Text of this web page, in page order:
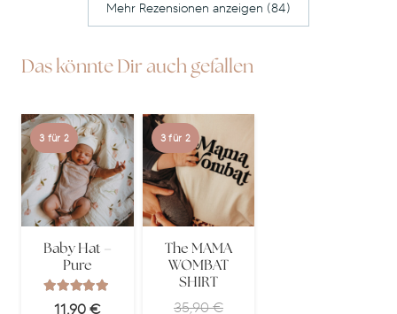
Mehr Rezensionen anzeigen (84)
Das könnte Dir auch gefallen
3 für 2
Baby Hat –
Pure
Bewertet mit von 5
11,90€
3 für 2
The MAMA
WOMBAT
SHIRT
35,90€